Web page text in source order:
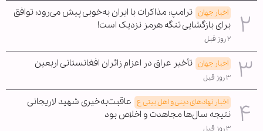
اخبار جهان ترامپ: مذاکرات با ایران به‌خوبی پیش می‌رود؛ توافق
برای بازگشایی تنگه هرمز نزدیک است!
۲ روز قبل
اخبار جهان تأخیر عراق در اعزام زائران افغانستانی اربعین
۳ روز قبل
اخبار نهادهای دینی و اهل بیتی ع عاقبت‌به‌خیری شهید لاریجانی
نتیجه سال‌ها مجاهدت و اخلاص بود
۳ روز قبل